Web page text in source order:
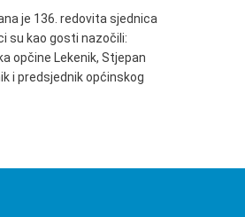
je 136. redovita sjednica
su kao gosti nazočili:
opčine Lekenik, Stjepan
i predsjednik općinskog